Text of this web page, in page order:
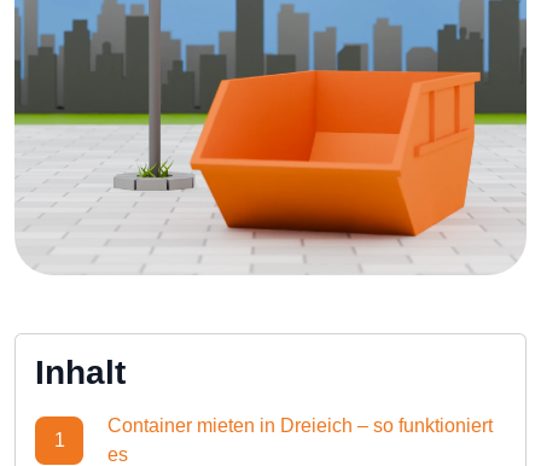
Inhalt
1
Container mieten in Dreieich – so funktioniert
es